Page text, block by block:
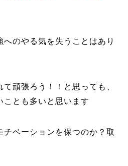
のやる気を失うことはあり
頑張ろう！！と思っても、
ことも多いと思います
ベーションを保つのか？取